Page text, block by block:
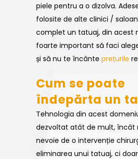
piele pentru a o dizolva.
folosite de alte clinici /
complet un tatuaj, din acest
foarte important să faci
și să nu te încânte prețurile
Cum se poate
îndepărta un
Tehnologia din acest
dezvoltat atât de mult, încât
nevoie de o intervenție
eliminarea unui tatuaj, ci